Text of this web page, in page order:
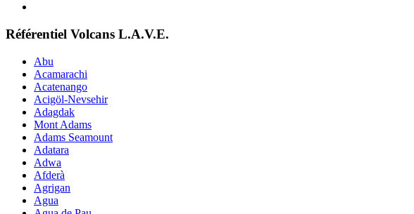
Référentiel Volcans L.A.V.E.
Abu
Acamarachi
Acatenango
Acigöl-Nevsehir
Adagdak
Mont Adams
Adams Seamount
Adatara
Adwa
Afderà
Agrigan
Agua